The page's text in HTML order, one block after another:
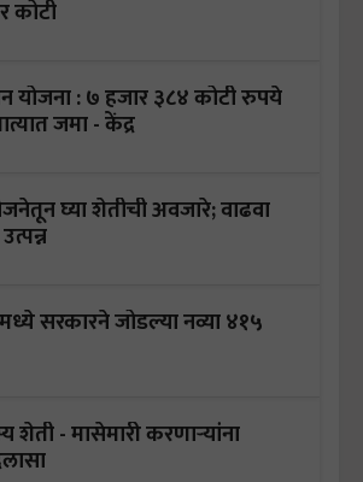
कोटी
३८४ कोटी रुपये
जमा - केंद्र
घ्या शेतीची अवजारे; वाढवा
जोडल्या नव्या ४१५